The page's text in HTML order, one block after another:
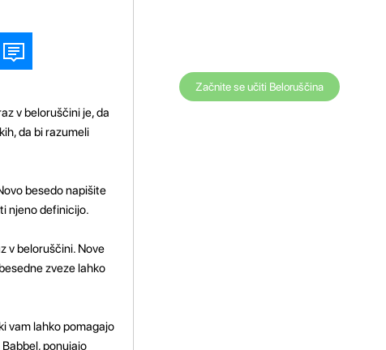
v beloruščini je, da
da bi razumeli
besedo napišite
njeno definicijo.
v beloruščini. Nove
zveze lahko
vam lahko pomagajo
ponujajo
Začnite se učiti Beloruščina